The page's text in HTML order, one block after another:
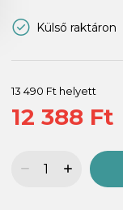
Külső raktáron
13 490 Ft helyett
12 388 Ft